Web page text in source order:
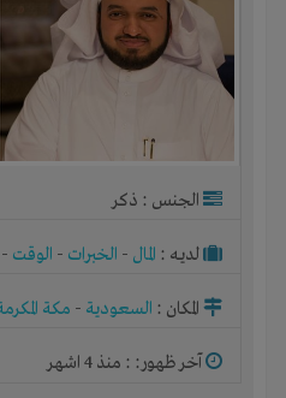
الجنس : ذكر
لديـه : المال - الخبرات - الوقت -
المكان : السعودية - مكة
آخر ظهور: : منذ 4 اشهر